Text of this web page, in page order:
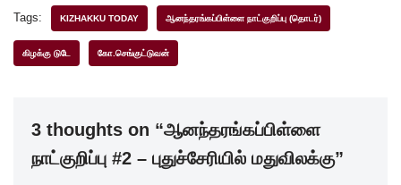
c
e
o
k
tt
er
k
e
at
s
p
ar
Tags: KIZHAKKU TODAY ஆனந்தரங்கப்பிள்ளை நாட்குறிப்பு (தொடர்)
கிழக்கு டுடே கோ.செங்குட்டுவன்
3 thoughts on “ஆனந்தரங்கப்பிள்ளை
நாட்குறிப்பு #2 – புதுச்சேரியில் மதுவிலக்கு”